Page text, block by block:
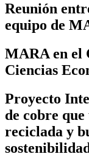
Reunión
equipo de
MARA en el
Ciencias
Proyecto
de cobre
reciclada y